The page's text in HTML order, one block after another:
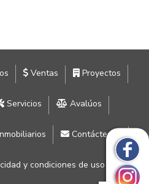
Ventas Proyectos
Servicios Avalúos
Contáctenos
y condiciones de uso